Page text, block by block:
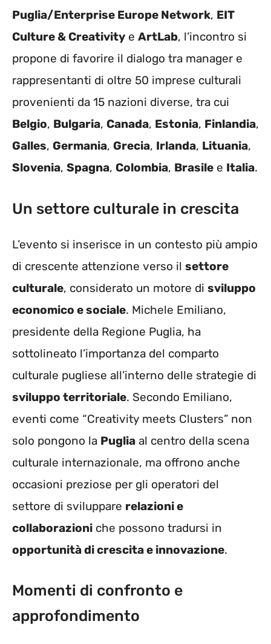
Puglia/Enterprise Europe Network, EIT
Culture & Creativity e ArtLab, l’incontro si
propone di favorire il dialogo tra manager e
rappresentanti di oltre 50 imprese culturali
provenienti da 15 nazioni diverse, tra cui
Belgio, Bulgaria, Canada, Estonia, Finlandia,
Galles, Germania, Grecia, Irlanda, Lituania,
Slovenia, Spagna, Colombia, Brasile e Italia.
Un settore culturale in crescita
L’evento si inserisce in un contesto più ampio
di crescente attenzione verso il settore
culturale, considerato un motore di sviluppo
economico e sociale. Michele Emiliano,
presidente della Regione Puglia, ha
sottolineato l’importanza del comparto
culturale pugliese all’interno delle strategie di
sviluppo territoriale. Secondo Emiliano,
eventi come “Creativity meets Clusters” non
solo pongono la Puglia al centro della scena
culturale internazionale, ma offrono anche
occasioni preziose per gli operatori del
settore di sviluppare relazioni e
collaborazioni che possono tradursi in
opportunità di crescita e innovazione.
Momenti di confronto e
approfondimento